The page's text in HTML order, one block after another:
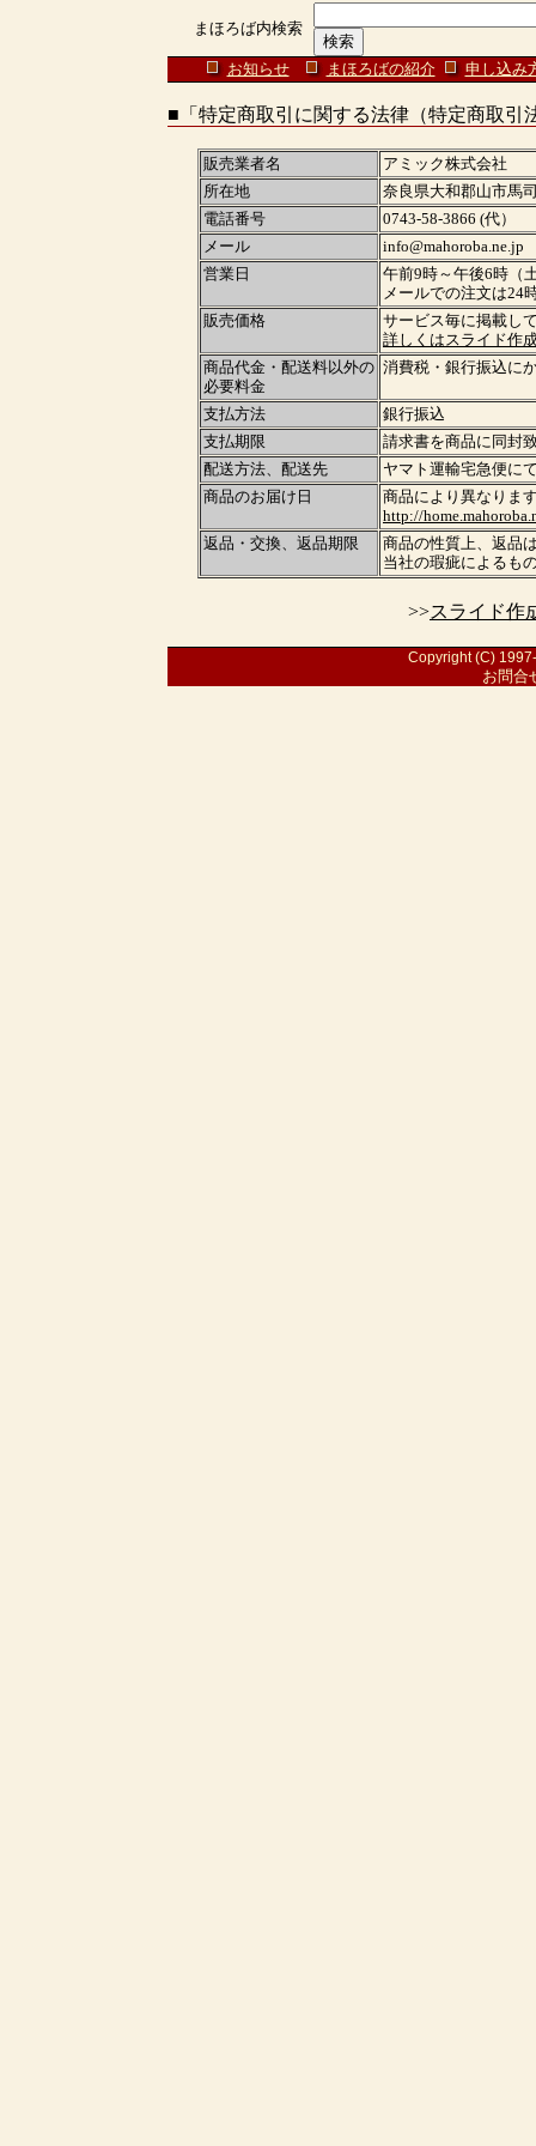
まほろば内検索
お知らせ まほろばの紹介 申し込み
■「特定商取引に関する法律（特定商取引
販売業者名
アミック株式会社
所在地
奈良県大和郡山市
電話番号
0743-58-3866 (代）
メール
info@mahoroba.ne.jp
営業日
午前9時～午後6時（
メールでの注文は24
販売価格
サービス毎に掲載し
詳しくはスライド作
商品代金・配送料以外の
必要料金
消費税・銀行振込に
支払方法
銀行振込
支払期限
請求書を商品に同封
配送方法、配送先
ヤマト運輸宅急便に
商品のお届け日
商品により異なりま
http://
返品・交換、返品期限
商品の性質上、返品
当社の瑕疵によるも
>>スライド作
Copyright (C)
お問合